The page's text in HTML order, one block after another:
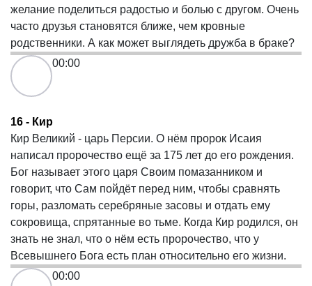
желание поделиться радостью и болью с другом. Очень
часто друзья становятся ближе, чем кровные
родственники. А как может выглядеть дружба в браке?
00:00
16 - Кир
Кир Великий - царь Персии. О нём пророк Исаия
написал пророчество ещё за 175 лет до его рождения.
Бог называет этого царя Своим помазанником и
говорит, что Сам пойдёт перед ним, чтобы сравнять
горы, разломать серебряные засовы и отдать ему
сокровища, спрятанные во тьме. Когда Кир родился, он
знать не знал, что о нём есть пророчество, что у
Всевышнего Бога есть план относительно его жизни.
00:00